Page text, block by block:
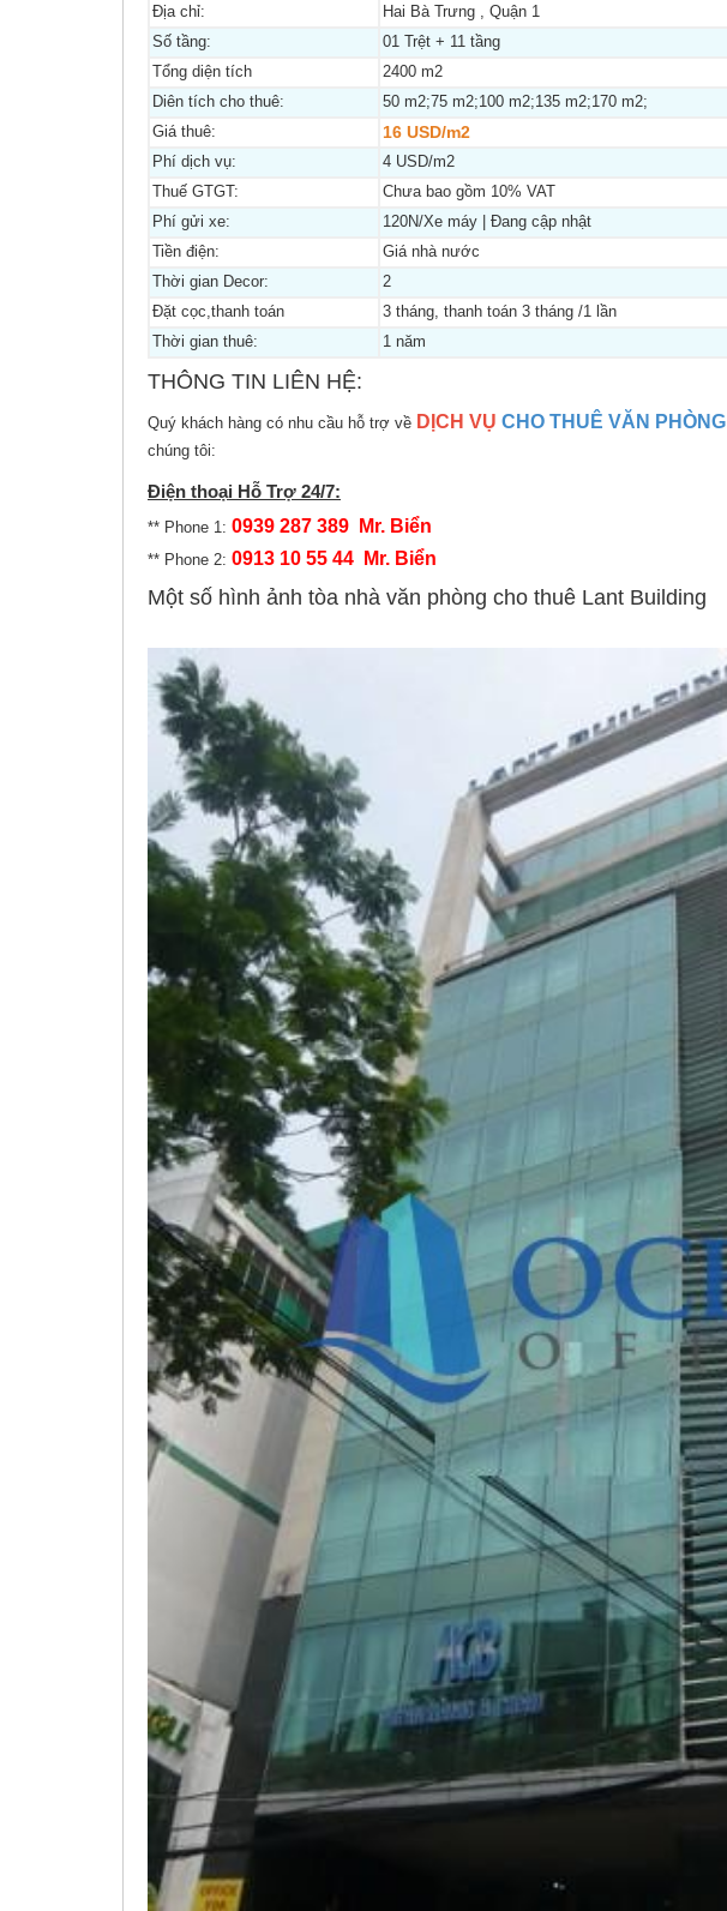
Địa chỉ:
Hai Bà Trưng , Quận 1
Số tầng:
01 Trệt + 11 tầng
Tổng diện tích
2400 m2
Diên tích cho thuê:
50 m2;75 m2;100 m2;135 m2;170 m2;
Giá thuê:
16 USD/m2
Phí dịch vụ:
4 USD/m2
Thuế GTGT:
Chưa bao gồm 10% VAT
Phí gửi xe:
120N/Xe máy | Đang cập nhật
Tiền điện:
Giá nhà nước
Thời gian Decor:
2
Đặt cọc,thanh toán
3 tháng, thanh toán 3 tháng /1 lần
Thời gian thuê:
1 năm
THÔNG TIN LIÊN HỆ:
Quý khách hàng có nhu cầu hỗ trợ về DỊCH VỤ CHO THUÊ VĂN PHÒNG
chúng tôi:
Điện thoại Hỗ Trợ 24/7:
** Phone 1: 0939 287 389 Mr. Biển
** Phone 2: 0913 10 55 44 Mr. Biển
Một số hình ảnh tòa nhà văn phòng cho thuê Lant Building